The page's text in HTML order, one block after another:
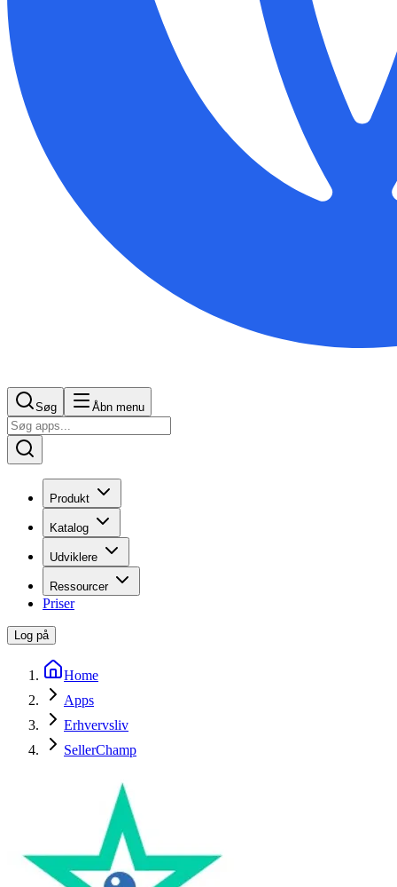
Søg Åbn menu
Produkt
Katalog
Udviklere
Ressourcer
Priser
Log på
Home
Apps
Erhvervsliv
SellerChamp